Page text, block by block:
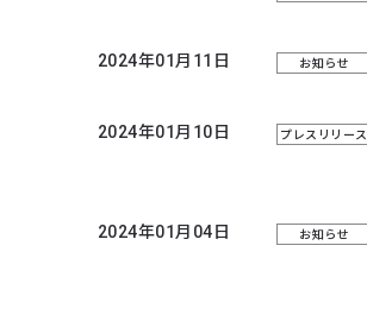
2024年01月11日 お知らせ
2024年01月10日 プレスリリース
2024年01月04日 お知らせ